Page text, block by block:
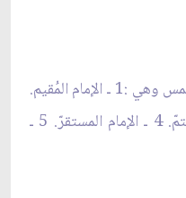
4 ـ الإمامة عندهم على درجات خمس وهي :1 ـ الإمام المُقيم.
2 ـ الإمام الأساس. 3 ـ الإمام المُتمّ. 4 ـ الإمام المستقرّ. 5 ـ